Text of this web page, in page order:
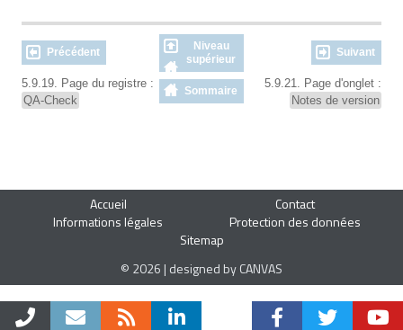
Précédent
Niveau
supérieur
Suivant
5.9.19. Page du registre :
QA-Check
Sommaire
5.9.21. Page d'onglet :
Notes de version
Accueil
Contact
Informations légales
Protection des données
Sitemap
© 2026 | designed by CANVAS